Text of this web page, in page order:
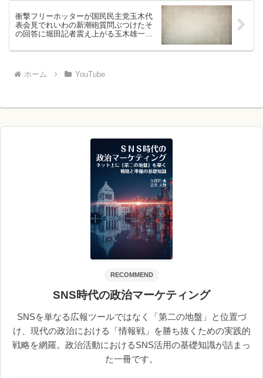
衝撃フリーホッターが国民民主党玉木代
表会見でれいわの新潮砲質問ぶつけたそ
の回答に堀田記者震え上がる玉木雄一郎
ドットコム リハック
ホーム YouTube
RECOMMEND
SNS時代の政治マーケティング
SNSを単なる広報ツールではなく「第二の地盤」と位置づ
け、現代の政治における「情報戦」を勝ち抜くための実践的
戦略を網羅。政治活動におけるSNS活用の基礎知識が詰まっ
た一冊です。